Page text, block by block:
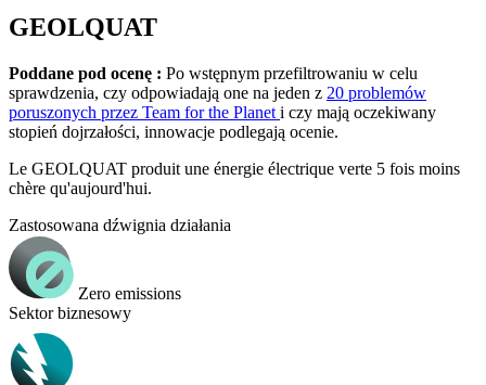
GEOLQUAT
Poddane pod ocenę : Po wstępnym przefiltrowaniu w celu
sprawdzenia, czy odpowiadają one na jeden z 20 problemów
poruszonych przez Team for the Planet i czy mają oczekiwany
stopień dojrzałości, innowacje podlegają ocenie.
Le GEOLQUAT produit une énergie électrique verte 5 fois moins
chère qu'aujourd'hui.
Zastosowana dźwignia działania
Zero emissions
Sektor biznesowy